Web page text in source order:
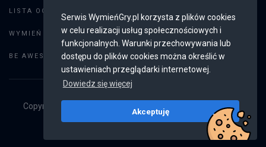
Serwis WymieńGry.pl korzysta z plików cookies
w celu realizacji usług społecznościowych i
funkcjonalnych. Warunki przechowywania lub
dostępu do plików cookies można określić w
ustawieniach przeglądarki internetowej.
Dowiedz się więcej
Akceptuję
LISTA OGŁOSZEŃ:
WYMIEŃ GRY: Dodaj ogłoszenie
BE AWESOME: Weryfikacja konta
Copyright © 2019 - 2026
Wszystkie prawa
v2.8.3